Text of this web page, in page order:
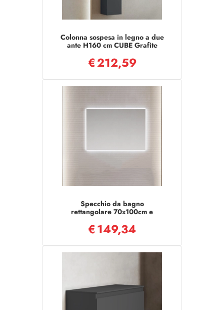
Colonna sospesa in legno a due
ante H160 cm CUBE Grafite
€212,59
Specchio da bagno
rettangolare 70x100cm e
€149,34